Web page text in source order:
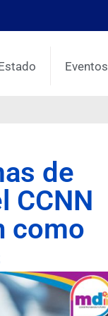
Eventos
de
CCNN
como